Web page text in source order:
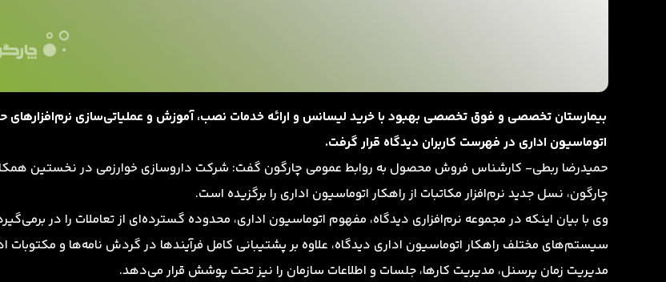
بیمارستان تخصصی و فوق تخصصی بهبود با خرید لیسانس و ارائه خدمات نصب، آموزش و عملیاتی‌سازی نرم‌افزارهای
اتوماسیون اداری در فهرست کاربران دیدگاه قرار گرفت.
حمیدرضا ربطی- کارشناس فروش محصول به روابط عمومی چارگون گفت: شرکت داروسازی خوارزمی در نخستین
چارگون، نسل جدید نرم‌افزار مکاتبات از راهکار اتوماسیون اداری را برگزیده است.
وی با بیان اینکه در مجموعه نرم‌افزاری دیدگاه، مفهوم اتوماسیون اداری، محدوده گسترده‌ای از تعاملات را در
سیستم‌های مختلف راهکار اتوماسیون اداری دیدگاه، علاوه بر پشتیبانی کامل فرآیندها در گردش نامه‌ها و مکتوبات
مدیریت زمان پرسنل، مدیریت کارها، جلسات و اطلاعات سازمان را نیز تحت پوشش قرار می‌دهد.